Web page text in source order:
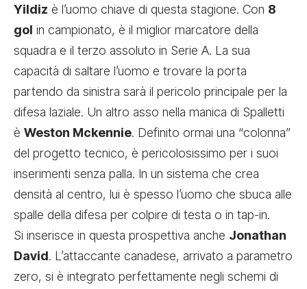
Yildiz è l’uomo chiave di questa stagione. Con 8
gol in campionato, è il miglior marcatore della
squadra e il terzo assoluto in Serie A. La sua
capacità di saltare l’uomo e trovare la porta
partendo da sinistra sarà il pericolo principale per la
difesa laziale. Un altro asso nella manica di Spalletti
è Weston Mckennie. Definito ormai una “colonna”
del progetto tecnico, è pericolosissimo per i suoi
inserimenti senza palla. In un sistema che crea
densità al centro, lui è spesso l’uomo che sbuca alle
spalle della difesa per colpire di testa o in tap-in.
Si inserisce in questa prospettiva anche Jonathan
David. L’attaccante canadese, arrivato a parametro
zero, si è integrato perfettamente negli schemi di